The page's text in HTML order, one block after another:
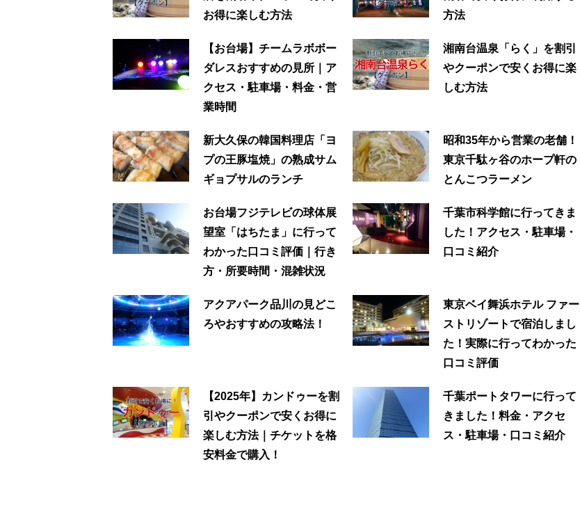
お得に楽しむ方法
方法
【お台場】チームラボボー
ダレスおすすめの見所｜ア
クセス・駐車場・料金・営
業時間
湘南台温泉「らく」を割引
やクーポンで安くお得に楽
しむ方法
新大久保の韓国料理店「ヨ
プの王豚塩焼」の熟成サム
ギョプサルのランチ
昭和35年から営業の老舗！
東京千駄ヶ谷のホープ軒の
とんこつラーメン
お台場フジテレビの球体展
望室「はちたま」に行って
わかった口コミ評価｜行き
方・所要時間・混雑状況
千葉市科学館に行ってきま
した！アクセス・駐車場・
口コミ紹介
アクアパーク品川の見どこ
ろやおすすめの攻略法！
東京ベイ舞浜ホテル ファー
ストリゾートで宿泊しまし
た！実際に行ってわかった
口コミ評価
【2025年】カンドゥーを割
引やクーポンで安くお得に
楽しむ方法｜チケットを格
安料金で購入！
千葉ポートタワーに行って
きました！料金・アクセ
ス・駐車場・口コミ紹介